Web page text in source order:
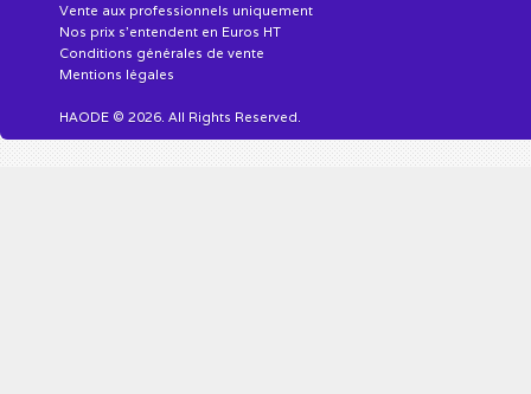
Vente aux professionnels uniquement
Nos prix s'entendent en Euros HT
Conditions générales de vente
Mentions légales
HAODE © 2026. All Rights Reserved.